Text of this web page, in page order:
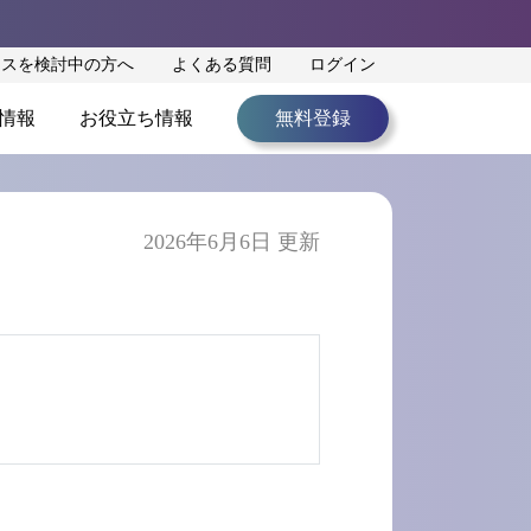
を検討中の方へ よくある質問 ログイン
報 お役立ち情報 無料登録
2026年6月6日 更新